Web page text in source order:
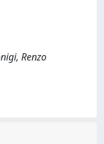
Renzo